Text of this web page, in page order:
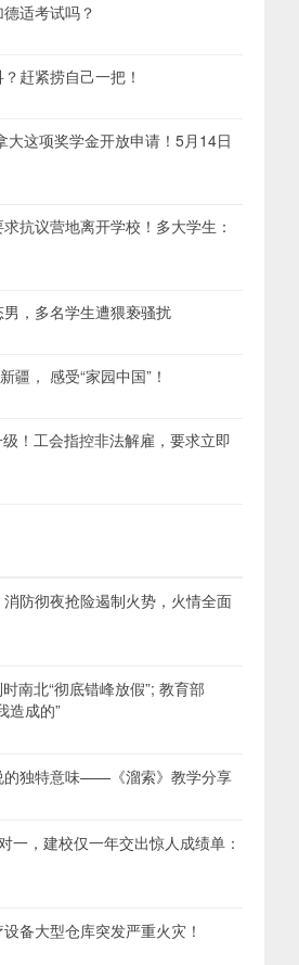
适考试吗？
赶紧捞自己一把！
大这项奖学金开放申请！5月14日
抗议营地离开学校！多大学生：
，多名学生遭猥亵骚扰
疆， 感受“家园中国”！
！工会指控非法解雇，要求立即
防彻夜抢险遏制火势，火情全面
南北“彻底错峰放假”; 教育部
造成的”
的独特意味——《溜索》教学分享
一，建校仅一年交出惊人成绩单：
备大型仓库突发严重火灾！